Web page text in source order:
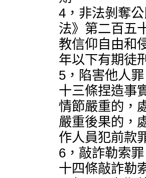
4，非法剝奪
法》第二百五
教信仰自由和
年以下有期徒
5，陷害他人
十三條捏造事
情節嚴重的，
嚴重後果的，
作人員犯前款
6，敲詐勒索
十四條敲詐勒